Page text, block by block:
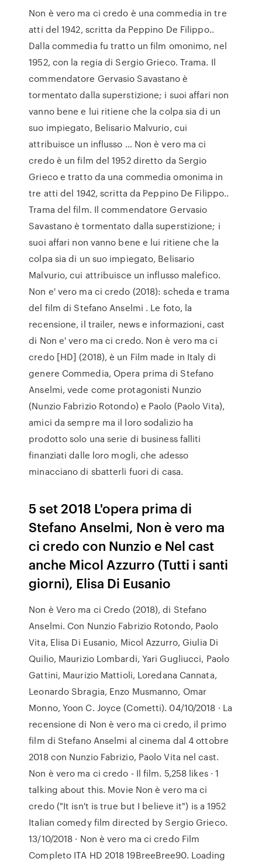
Non è vero ma ci credo è una commedia in tre
atti del 1942, scritta da Peppino De Filippo..
Dalla commedia fu tratto un film omonimo, nel
1952, con la regia di Sergio Grieco. Trama. Il
commendatore Gervasio Savastano è
tormentato dalla superstizione; i suoi affari non
vanno bene e lui ritiene che la colpa sia di un
suo impiegato, Belisario Malvurio, cui
attribuisce un influsso … Non è vero ma ci
credo è un film del 1952 diretto da Sergio
Grieco e tratto da una commedia omonima in
tre atti del 1942, scritta da Peppino De Filippo..
Trama del film. Il commendatore Gervasio
Savastano è tormentato dalla superstizione; i
suoi affari non vanno bene e lui ritiene che la
colpa sia di un suo impiegato, Belisario
Malvurio, cui attribuisce un influsso malefico.
Non e' vero ma ci credo (2018): scheda e trama
del film di Stefano Anselmi . Le foto, la
recensione, il trailer, news e informazioni, cast
di Non e' vero ma ci credo. Non è vero ma ci
credo [HD] (2018), è un Film made in Italy di
genere Commedia, Opera prima di Stefano
Anselmi, vede come protagonisti Nunzio
(Nunzio Fabrizio Rotondo) e Paolo (Paolo Vita),
amici da sempre ma il loro sodalizio ha
prodotto solo una serie di business falliti
finanziati dalle loro mogli, che adesso
minacciano di sbatterli fuori di casa.
5 set 2018 L'opera prima di
Stefano Anselmi, Non è vero ma
ci credo con Nunzio e Nel cast
anche Micol Azzurro (Tutti i santi
giorni), Elisa Di Eusanio
Non è Vero ma ci Credo (2018), di Stefano
Anselmi. Con Nunzio Fabrizio Rotondo, Paolo
Vita, Elisa Di Eusanio, Micol Azzurro, Giulia Di
Quilio, Maurizio Lombardi, Yari Gugliucci, Paolo
Gattini, Maurizio Mattioli, Loredana Cannata,
Leonardo Sbragia, Enzo Musmanno, Omar
Monno, Yoon C. Joyce (Cometti). 04/10/2018 · La
recensione di Non è vero ma ci credo, il primo
film di Stefano Anselmi al cinema dal 4 ottobre
2018 con Nunzio Fabrizio, Paolo Vita nel cast.
Non è vero ma ci credo - Il film. 5,258 likes · 1
talking about this. Movie Non è vero ma ci
credo ("It isn't is true but I believe it") is a 1952
Italian comedy film directed by Sergio Grieco.
13/10/2018 · Non è vero ma ci credo Film
Completo ITA HD 2018 19BreeBree90. Loading